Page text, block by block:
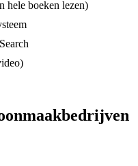
hele boeken lezen)